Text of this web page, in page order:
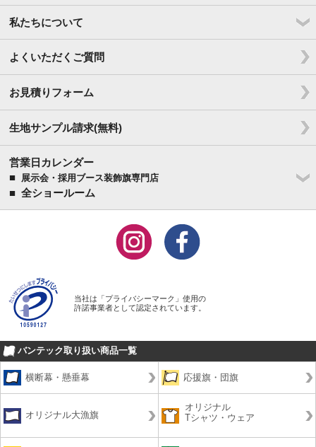
私たちについて
よくいただくご質問
お見積りフォーム
生地サンプル請求(無料)
営業日カレンダー
■ 展示会・採用ブース装飾旗専門店
■ 全ショールーム
当社は「プライバシーマーク」使用の
許諾事業者として認定されています。
バンテック取り扱い商品一覧
横断幕・懸垂幕 応援旗・団旗
オリジナル大漁旗
オリジナル
Tシャツ・ウェア